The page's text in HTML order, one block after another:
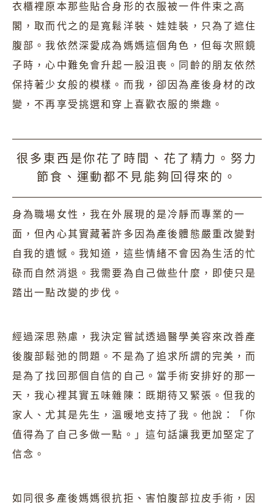
衣櫃裡原本那些貼合身形的衣服被一件件束之高
閣，取而代之的是寬鬆洋裝、娃娃裝，只為了遮住
腹部。我依然深愛成為媽媽這個角色，但每次照鏡
子時，心中難免會升起一股沮喪。同齡的朋友依然
保持著少女般的模樣。而我，卻因為產後身材的改
變，不再享受挑選和穿上喜歡衣服的樂趣。
很多東西是你花了時間、花了精力。努力
節食、運動都不見能夠回得來的。
身為職場女性，我在外展現的是冷靜而專業的一
面，但內心其實藏著許多因為產後體態嚴重改變對
自我的遺憾。我知道，這些情緒不會因為生活的忙
碌而自然消退。我需要為自己做些什麼，即使只是
踏出一點改變的步伐。
經過深思熟慮，我決定嘗試透過醫學美容來改善產
後腹部鬆弛的問題。不是為了追求所謂的完美，而
是為了找回那個自信的自己。當手術安排好的那一
天，我心裡其實五味雜陳：既期待又緊張。但我的
家人、尤其是先生，溫暖地支持了我。他說：「你
值得為了自己多做一點。」這句話讓我更加堅定了
信念。
如同很多產後媽媽很抗拒、害怕腹部拉皮手術，因